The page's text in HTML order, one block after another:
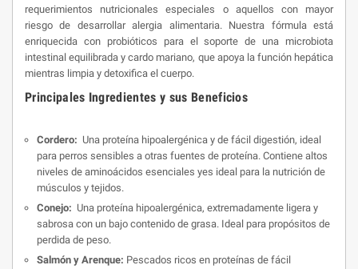
requerimientos nutricionales especiales o aquellos con mayor
riesgo de desarrollar alergia alimentaria. Nuestra fórmula está
enriquecida con probióticos para el soporte de una microbiota
intestinal equilibrada y cardo mariano, que apoya la función hepática
mientras limpia y detoxifica el cuerpo.
Principales Ingredientes y sus Beneficios
Cordero: Una proteína hipoalergénica y de fácil digestión, ideal
para perros sensibles a otras fuentes de proteína. Contiene altos
niveles de aminoácidos esenciales yes ideal para la nutrición de
músculos y tejidos.
Conejo: Una proteína hipoalergénica, extremadamente ligera y
sabrosa con un bajo contenido de grasa. Ideal para propósitos de
perdida de peso.
Salmón y Arenque: Pescados ricos en proteínas de fácil